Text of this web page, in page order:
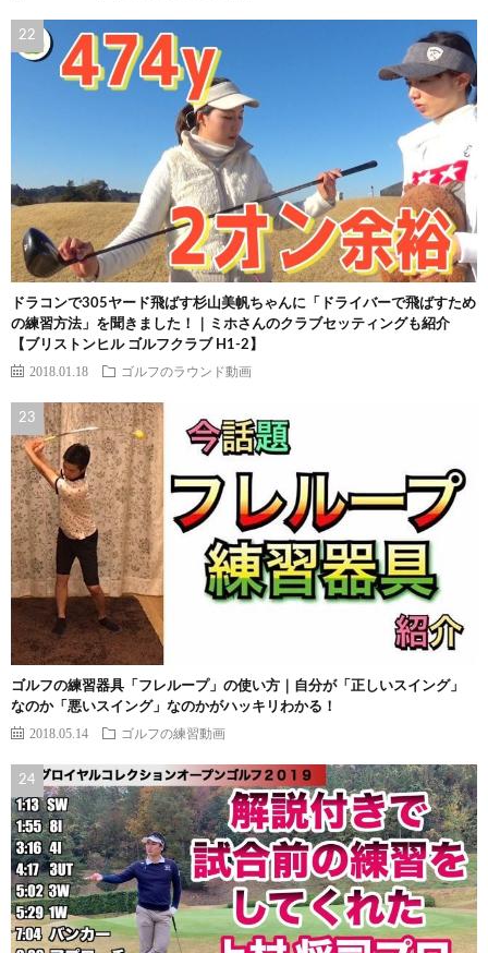
ドラコンで305ヤード飛ばす杉山美帆ちゃんに「ドライバーで飛ばすため
の練習方法」を聞きました！｜ミホさんのクラブセッティングも紹介
【ブリストンヒル ゴルフクラブ H1-2】
2018.01.18 ゴルフのラウンド動画
ゴルフの練習器具「フレループ」の使い方｜自分が「正しいスイング」
なのか「悪いスイング」なのかがハッキリわかる！
2018.05.14 ゴルフの練習動画